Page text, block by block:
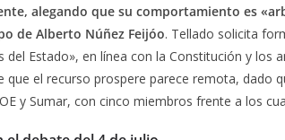
alegando que su comportamiento es
de Alberto Núñez Feijóo. Tellado solicita
del Estado», en línea con la Constitución y los
que el recurso prospere parece remota, dado
y Sumar, con cinco miembros frente a los